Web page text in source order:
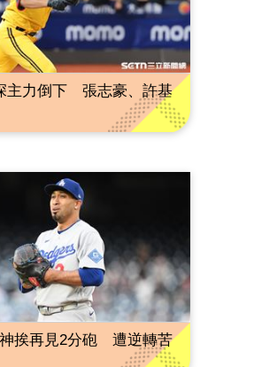
主力倒下 張志豪、許基
挨再見2分砲 遭逆轉苦